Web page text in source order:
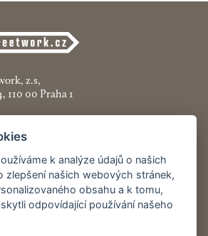
z.s,
110 00 Praha 1
k analýze údajů o našich
zlepšení našich webových stránek,
obsahu a k tomu,
odpovídající používání našeho